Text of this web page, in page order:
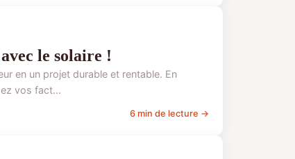
le solaire !
en un projet durable et rentable. En
vos fact...
6 min de lecture →